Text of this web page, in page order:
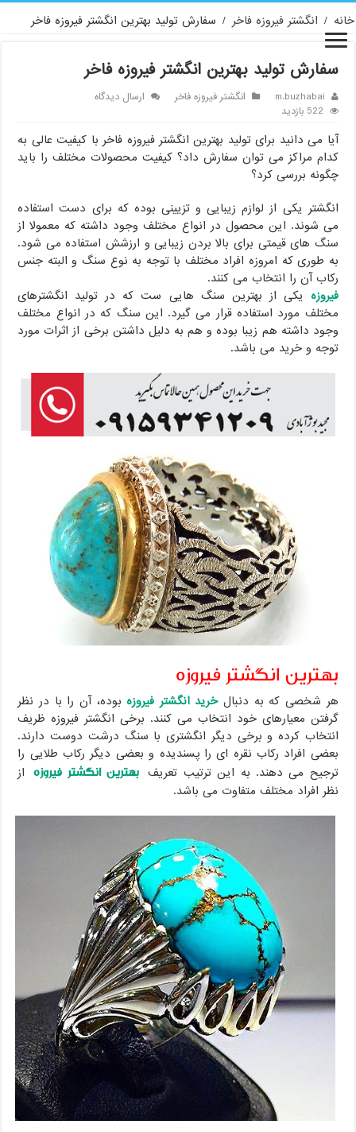
خانه / انگشتر فیروزه فاخر / سفارش تولید بهترین انگشتر فیروزه فاخر
سفارش تولید بهترین انگشتر فیروزه فاخر
m.buzhabai انگشتر فیروزه فاخر
ارسال دیدگاه
522 بازدید
آیا می دانید برای تولید بهترین انگشتر فیروزه فاخر با کیفیت عالی به
کدام مراکز می توان سفارش داد؟ کیفیت محصولات مختلف را باید
چگونه بررسی کرد؟
انگشتر یکی از لوازم زیبایی و تزیینی بوده که برای دست استفاده
می شوند. این محصول در انواع مختلف وجود داشته که معمولا از
سنگ های قیمتی برای بالا بردن زیبایی و ارزشش استفاده می شود.
به طوری که امروزه افراد مختلف با توجه به نوع سنگ و البته جنس
رکاب آن را انتخاب می کنند.
فیروزه یکی از بهترین سنگ هایی ست که در تولید انگشترهای
مختلف مورد استفاده قرار می گیرد. این سنگ که در انواع مختلف
وجود داشته هم زیبا بوده و هم به دلیل داشتن برخی از اثرات مورد
توجه و خرید می باشد.
بهترین انگشتر فیروزه
هر شخصی که به دنبالخرید انگشتر فیروزهبوده، آن را با در نظر
گرفتن معیارهای خود انتخاب می کنند. برخی انگشتر فیروزه ظریف
انتخاب کرده و برخی دیگر انگشتری با سنگ درشت دوست دارند.
بعضی افراد رکاب نقره ای را پسندیده و بعضی دیگر رکاب طلایی را
ترجیح می دهند. به این ترتیب تعریف بهترین انگشتر فیروزه از
نظر افراد مختلف متفاوت می باشد.